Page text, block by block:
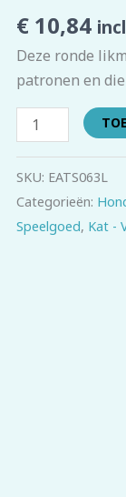
€ 10,84
Deze ronde
patronen en
Groen
aantal
SKU: EATS063L
Categorieën:
Speelgoed, Kat -